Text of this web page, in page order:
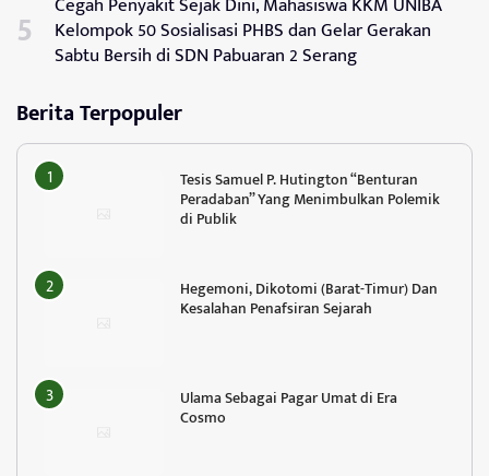
Kelompok 50 Sosialisasi PHBS dan Gelar Gerakan
Sabtu Bersih di SDN Pabuaran 2 Serang
Berita Terpopuler
Tesis Samuel P. Hutington “Benturan
Peradaban” Yang Menimbulkan Polemik
di Publik
Hegemoni, Dikotomi (Barat-Timur) Dan
Kesalahan Penafsiran Sejarah
Ulama Sebagai Pagar Umat di Era
Cosmo